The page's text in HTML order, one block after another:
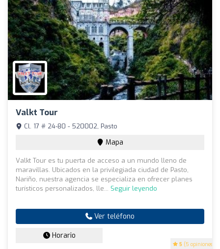
Valkt Tour
5 (5 opiniones)
Cl. 17 # 24-80 - 520002, Pasto
Mapa
Valkt Tour es tu puerta de acceso a un mundo lleno de
maravillas. Ubicados en la privilegiada ciudad de Pasto,
Nariño, nuestra agencia se especializa en ofrecer planes
turísticos personalizados, lle... Seguir leyendo
Ver teléfono
Horario